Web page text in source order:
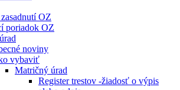
OZ
poriadok OZ
noviny
vybaviť
Matričný úrad
Register trestov -žiadosť o výpis